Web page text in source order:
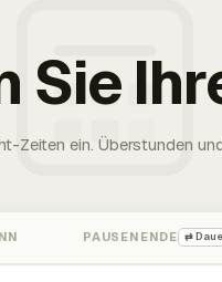
Sie
Zeiten ein. Überstunden
PAUSENENDE ⇄